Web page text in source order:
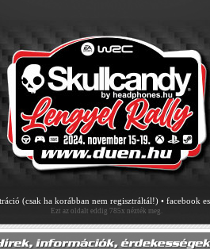
(csak ha korábban nem regisztráltál!) •facebook
Ezt az oldalt eddig 785x nézték meg.